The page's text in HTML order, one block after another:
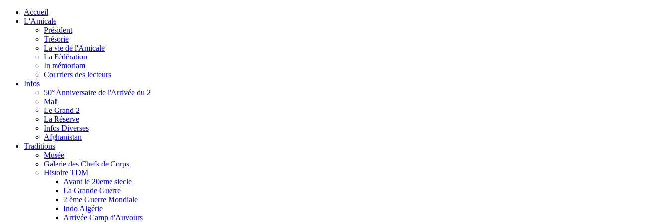
Accueil
L'Amicale
Président
Trésorie
La vie de l'Amicale
La Fédération
In mémoriam
Courriers des lecteurs
Infos
50° Anniversaire de l'Arrivée du 2
Mali
Le Grand 2
La Réserve
Infos Diverses
Afghanistan
Traditions
Musée
Galerie des Chefs de Corps
Histoire TDM
Avant le 20eme siecle
La Grande Guerre
2 ème Guerre Mondiale
Indo Algérie
Arrivée Camp d'Auvours